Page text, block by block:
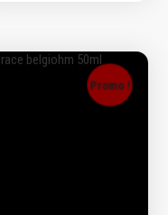
Promo !